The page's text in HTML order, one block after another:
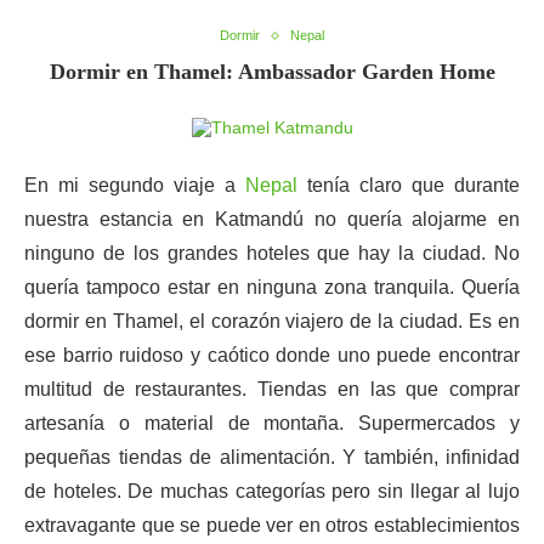
Dormir Nepal
Dormir en Thamel: Ambassador Garden Home
En mi segundo viaje a Nepal
tenía claro que durante
nuestra estancia en Katmandú no quería alojarme en
ninguno de los grandes hoteles que hay la ciudad. No
quería tampoco estar en ninguna zona tranquila. Quería
dormir en Thamel, el corazón viajero de la ciudad. Es en
ese barrio ruidoso y caótico donde uno puede encontrar
multitud de restaurantes. Tiendas en las que comprar
artesanía o material de montaña. Supermercados y
pequeñas tiendas de alimentación. Y también, infinidad
de hoteles. De muchas categorías pero sin llegar al lujo
extravagante que se puede ver en otros establecimientos